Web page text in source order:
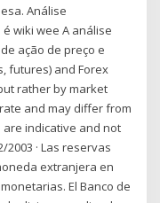
Análise
wiki wee A análise
ação de preço e
futures) and Forex
rather by market
and may differ from
are indicative and not
· Las reservas
extranjera en
El Banco de